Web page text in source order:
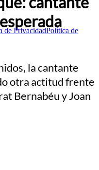
de PrivacidadPolítica de
la cantante
otra actitud frente
Bernabéu y Joan